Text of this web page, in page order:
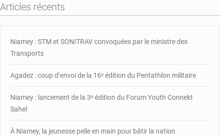
la
production
journalière
pétrole
Articles récents
Niamey : STM et SONITRAV convoquées par le ministre des
Transports
Agadez : coup d’envoi de la 16ᵉ édition du Pentathlon militaire
Niamey : lancement de la 3ᵉ édition du Forum Youth Connekt
Sahel
À Niamey, la jeunesse pelle en main pour bâtir la nation